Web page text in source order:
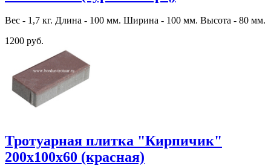
Вес - 1,7 кг. Длина - 100 мм. Ширина - 100 мм. Высота - 80 мм.
1200 руб.
Тротуарная плитка "Кирпичик"
200х100х60 (красная)